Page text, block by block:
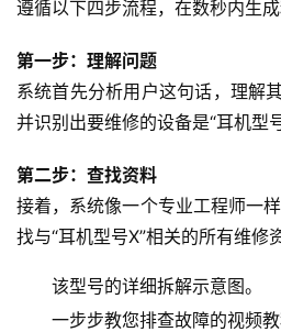
遵循以下四步流程，在数秒内生成
第一步：理解问题
系统首先分析用户这句话，理解
并识别出要维修的设备是“耳机型号
第二步：查找资料
接着，系统像一个专业工程师一
找与“耳机型号X”相关的所有维修
该型号的详细拆解示意图。
一步步教您排查故障的视频教